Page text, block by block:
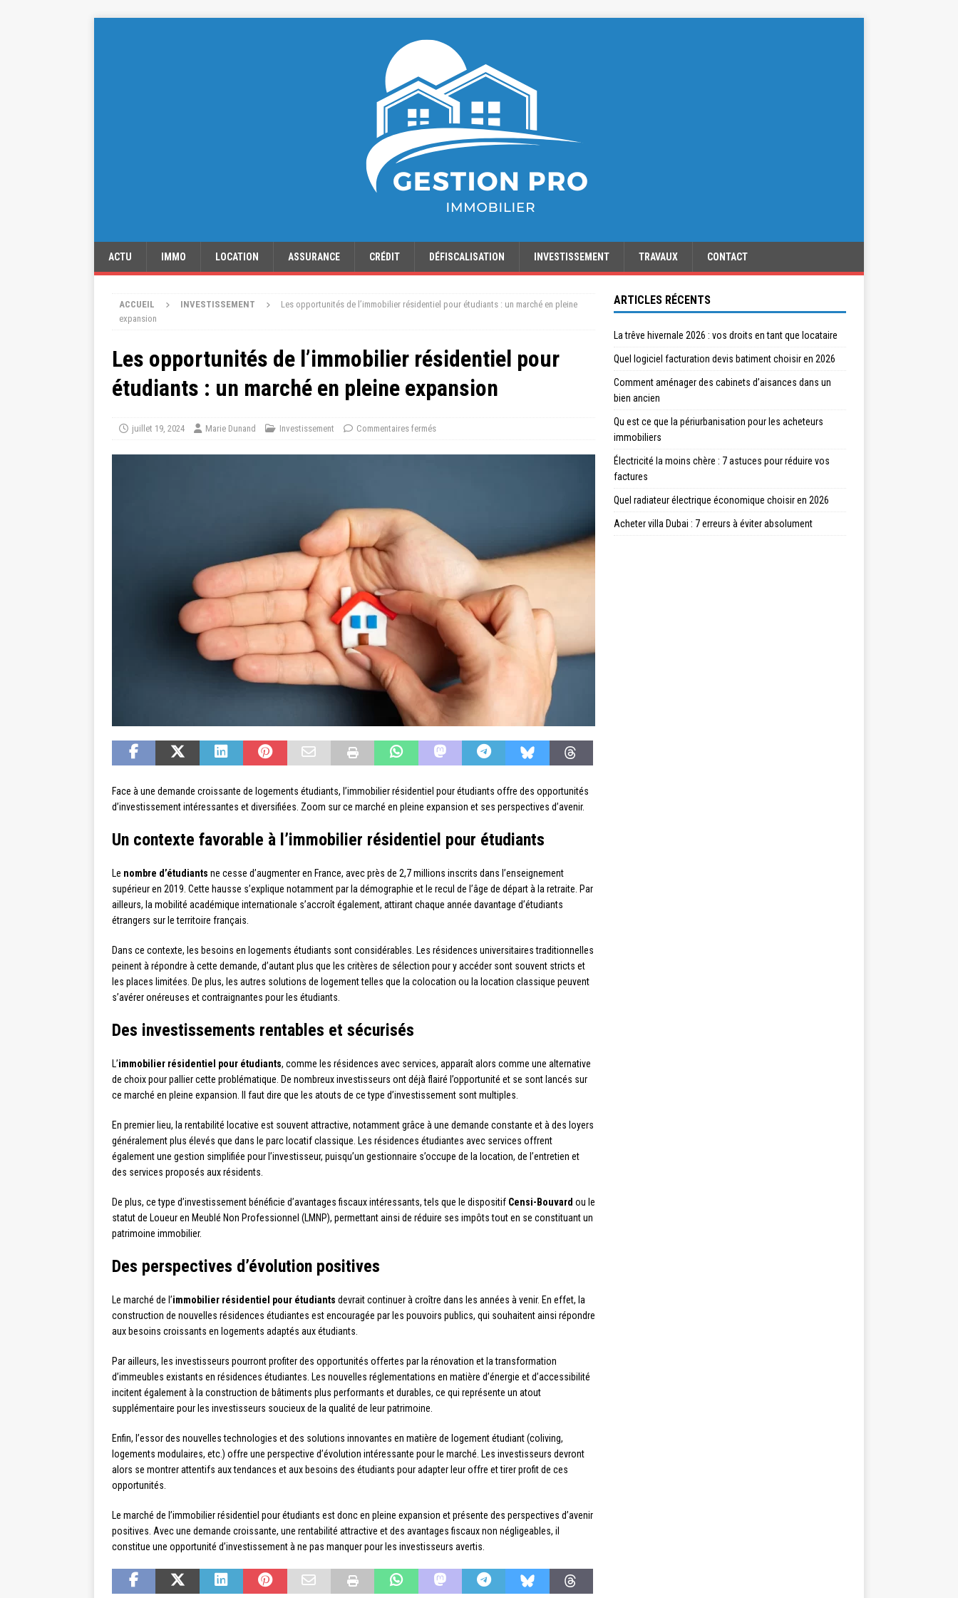
ACTU IMMO LOCATION ASSURANCE CRÉDIT DÉFISCALISATION INVESTISSEMENT TRAVAUX CONTACT
ACCUEIL INVESTISSEMENT
Les opportunités de l’immobilier résidentiel pour étudiants : un marché en pleine
expansion
Les opportunités de l’immobilier résidentiel pour
étudiants : un marché en pleine expansion
juillet 19, 2024 Marie Dunand Investissement Commentaires fermés
Face à une demande croissante de logements étudiants, l’immobilier résidentiel pour étudiants offre des opportunités
d’investissement intéressantes et diversifiées. Zoom sur ce marché en pleine expansion et ses perspectives d’avenir.
Un contexte favorable à l’immobilier résidentiel pour étudiants
Le nombre d’étudiants ne cesse d’augmenter en France, avec près de 2,7 millions inscrits dans l’enseignement
supérieur en 2019. Cette hausse s’explique notamment par la démographie et le recul de l’âge de départ à la retraite. Par
ailleurs, la mobilité académique internationale s’accroît également, attirant chaque année davantage d’étudiants
étrangers sur le territoire français.
Dans ce contexte, les besoins en logements étudiants sont considérables. Les résidences universitaires traditionnelles
peinent à répondre à cette demande, d’autant plus que les critères de sélection pour y accéder sont souvent stricts et
les places limitées. De plus, les autres solutions de logement telles que la colocation ou la location classique peuvent
s’avérer onéreuses et contraignantes pour les étudiants.
Des investissements rentables et sécurisés
L’immobilier résidentiel pour étudiants, comme les résidences avec services, apparaît alors comme une alternative
de choix pour pallier cette problématique. De nombreux investisseurs ont déjà flairé l’opportunité et se sont lancés sur
ce marché en pleine expansion. Il faut dire que les atouts de ce type d’investissement sont multiples.
En premier lieu, la rentabilité locative est souvent attractive, notamment grâce à une demande constante et à des loyers
généralement plus élevés que dans le parc locatif classique. Les résidences étudiantes avec services offrent
également une gestion simplifiée pour l’investisseur, puisqu’un gestionnaire s’occupe de la location, de l’entretien et
des services proposés aux résidents.
De plus, ce type d’investissement bénéficie d’avantages fiscaux intéressants, tels que le dispositif Censi-Bouvard ou le
statut de Loueur en Meublé Non Professionnel (LMNP), permettant ainsi de réduire ses impôts tout en se constituant un
patrimoine immobilier.
Des perspectives d’évolution positives
Le marché de l’immobilier résidentiel pour étudiants devrait continuer à croître dans les années à venir. En effet, la
construction de nouvelles résidences étudiantes est encouragée par les pouvoirs publics, qui souhaitent ainsi répondre
aux besoins croissants en logements adaptés aux étudiants.
Par ailleurs, les investisseurs pourront profiter des opportunités offertes par la rénovation et la transformation
d’immeubles existants en résidences étudiantes. Les nouvelles réglementations en matière d’énergie et d’accessibilité
incitent également à la construction de bâtiments plus performants et durables, ce qui représente un atout
supplémentaire pour les investisseurs soucieux de la qualité de leur patrimoine.
Enfin, l’essor des nouvelles technologies et des solutions innovantes en matière de logement étudiant (coliving,
logements modulaires, etc.) offre une perspective d’évolution intéressante pour le marché. Les investisseurs devront
alors se montrer attentifs aux tendances et aux besoins des étudiants pour adapter leur offre et tirer profit de ces
opportunités.
Le marché de l’immobilier résidentiel pour étudiants est donc en pleine expansion et présente des perspectives d’avenir
positives. Avec une demande croissante, une rentabilité attractive et des avantages fiscaux non négligeables, il
constitue une opportunité d’investissement à ne pas manquer pour les investisseurs avertis.
ARTICLES RÉCENTS
La trêve hivernale 2026 : vos droits en tant que locataire
Quel logiciel facturation devis batiment choisir en 2026
Comment aménager des cabinets d’aisances dans un
bien ancien
Qu est ce que la périurbanisation pour les acheteurs
immobiliers
Électricité la moins chère : 7 astuces pour réduire vos
factures
Quel radiateur électrique économique choisir en 2026
Acheter villa Dubai : 7 erreurs à éviter absolument